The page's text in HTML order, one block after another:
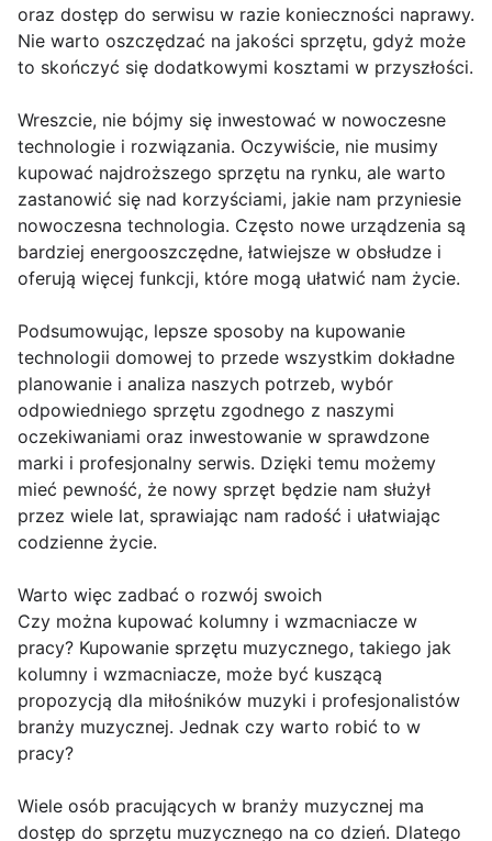
oraz dostęp do serwisu w razie konieczności naprawy.
Nie warto oszczędzać na jakości sprzętu, gdyż może
to skończyć się dodatkowymi kosztami w przyszłości.
Wreszcie, nie bójmy się inwestować w nowoczesne
technologie i rozwiązania. Oczywiście, nie musimy
kupować najdroższego sprzętu na rynku, ale warto
zastanowić się nad korzyściami, jakie nam przyniesie
nowoczesna technologia. Często nowe urządzenia są
bardziej energooszczędne, łatwiejsze w obsłudze i
oferują więcej funkcji, które mogą ułatwić nam życie.
Podsumowując, lepsze sposoby na kupowanie
technologii domowej to przede wszystkim dokładne
planowanie i analiza naszych potrzeb, wybór
odpowiedniego sprzętu zgodnego z naszymi
oczekiwaniami oraz inwestowanie w sprawdzone
marki i profesjonalny serwis. Dzięki temu możemy
mieć pewność, że nowy sprzęt będzie nam służył
przez wiele lat, sprawiając nam radość i ułatwiając
codzienne życie.
Warto więc zadbać o rozwój swoich
Czy można kupować kolumny i wzmacniacze w
pracy? Kupowanie sprzętu muzycznego, takiego jak
kolumny i wzmacniacze, może być kuszącą
propozycją dla miłośników muzyki i profesjonalistów
branży muzycznej. Jednak czy warto robić to w
pracy?
Wiele osób pracujących w branży muzycznej ma
dostęp do sprzętu muzycznego na co dzień. Dlatego